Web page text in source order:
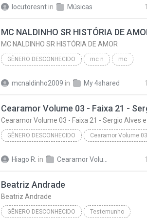
locutoresnt in Músicas
MC NALDINHO SR HISTÓRIA DE
MC NALDINHO SR HISTÓRIA DE AMOR
GÊNERO DESCONHECIDO mc n mc
mcnaldinho2009 in My 4shared
GÊNERO DESCONHECIDO Cearamor Volume 03
Hiago R. in
Beatriz Andrade
Beatriz Andrade
GÊNERO DESCONHECIDO Testemunho